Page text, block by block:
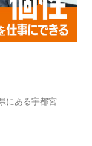
にある宇都宮